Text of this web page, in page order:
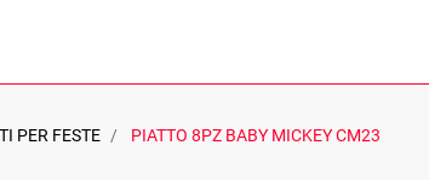
PER FESTE PIATTO 8PZ BABY MICKEY CM23